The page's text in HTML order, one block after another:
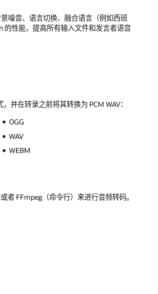
噪音、语言切换、融合语言（例如西班
的性能，提高所有输入文件和发言者语音
并在转录之前将其转换为 PCM WAV：
OGG
WAV
WEBM
者 FFmpeg（命令行）来进行音频转码。